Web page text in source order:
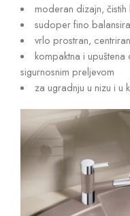
moderan dizajn, čistih
sudoper fino
vrlo prostran,
kompaktna i
sigurnosnim preljevom
za ugradnju u nizu i u